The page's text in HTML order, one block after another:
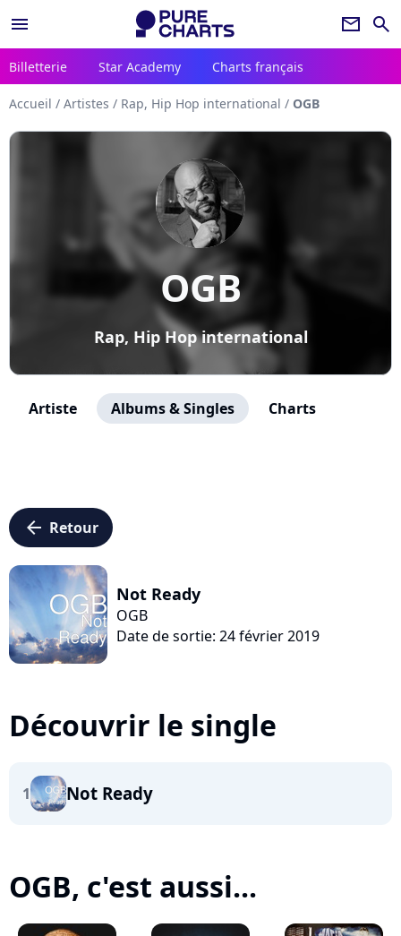
menu newsletter search
Billetterie Star Academy Charts français
Accueil / Artistes / Rap, Hip Hop international / OGB
OGB
Rap, Hip Hop international
Artiste Albums & Singles Charts
arrow_left Retour
Not Ready
OGB
Date de sortie: 24 février 2019
Découvrir le single
1 Not Ready
OGB, c'est aussi...